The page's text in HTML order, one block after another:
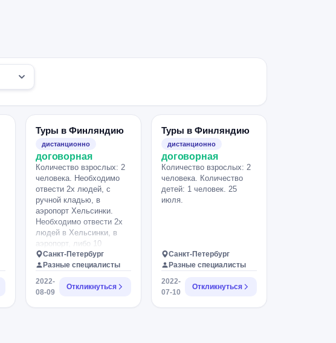
Туры в Финляндию
дистанционно
договорная
Количество взрослых: 2
человека. Необходимо
отвести 2х людей, с
ручной кладью, в
аэропорт Хельсинки.
Необходимо отвести 2х
людей в Хельсинки, в
аэропорт, либо 10
августа поздно вечером,
либо 11 августа в четверг
рано утром.
Санкт-Петербург
Разные специалисты
2022-
08-09
Откликнуться
Туры в Финляндию
дистанционно
договорная
Количество взрослых: 2
человека. Количество
детей: 1 человек. 25
июля.
Санкт-Петербург
Разные специалисты
2022-
07-10
Откликнуться